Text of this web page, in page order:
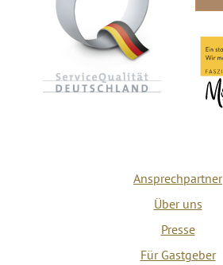
Ansprechpartner
Über uns
Presse
Für Gastgeber